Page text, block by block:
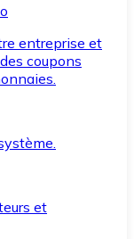
entreprise et
coupons
et